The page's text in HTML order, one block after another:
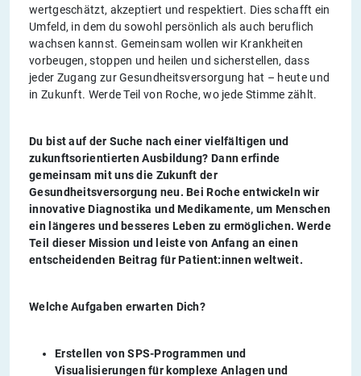
wertgeschätzt, akzeptiert und respektiert. Dies schafft ein
Umfeld, in dem du sowohl persönlich als auch beruflich
wachsen kannst. Gemeinsam wollen wir Krankheiten
vorbeugen, stoppen und heilen und sicherstellen, dass
jeder Zugang zur Gesundheitsversorgung hat – heute und
in Zukunft. Werde Teil von Roche, wo jede Stimme zählt.
Du bist auf der Suche nach einer vielfältigen und
zukunftsorientierten Ausbildung? Dann erfinde
gemeinsam mit uns die Zukunft der
Gesundheitsversorgung neu. Bei Roche entwickeln wir
innovative Diagnostika und Medikamente, um Menschen
ein längeres und besseres Leben zu ermöglichen. Werde
Teil dieser Mission und leiste von Anfang an einen
entscheidenden Beitrag für Patient:innen weltweit.
Welche Aufgaben erwarten Dich?
Erstellen von SPS-Programmen und
Visualisierungen für komplexe Anlagen und